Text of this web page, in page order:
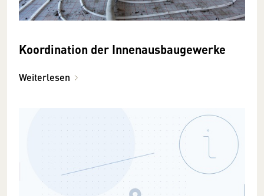
Koordination der Innenausbaugewerke
Weiterlesen